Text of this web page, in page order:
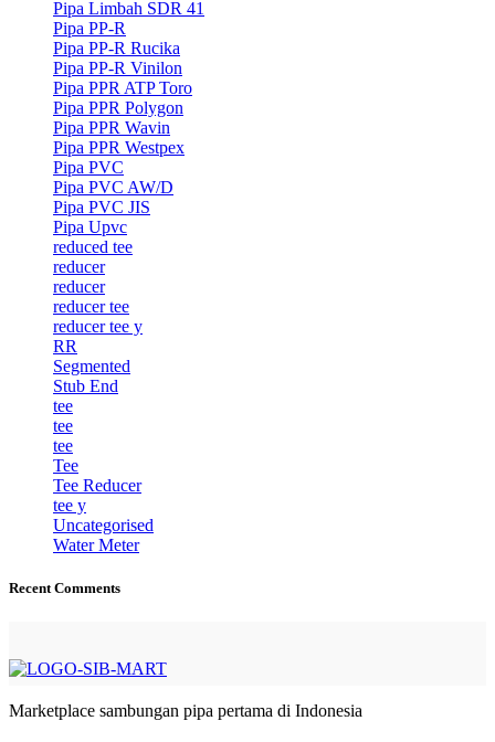
Pipa Limbah SDR 41
Pipa PP-R
Pipa PP-R Rucika
Pipa PP-R Vinilon
Pipa PPR ATP Toro
Pipa PPR Polygon
Pipa PPR Wavin
Pipa PPR Westpex
Pipa PVC
Pipa PVC AW/D
Pipa PVC JIS
Pipa Upvc
reduced tee
reducer
reducer
reducer tee
reducer tee y
RR
Segmented
Stub End
tee
tee
tee
Tee
Tee Reducer
tee y
Uncategorised
Water Meter
Recent Comments
Marketplace sambungan pipa pertama di Indonesia